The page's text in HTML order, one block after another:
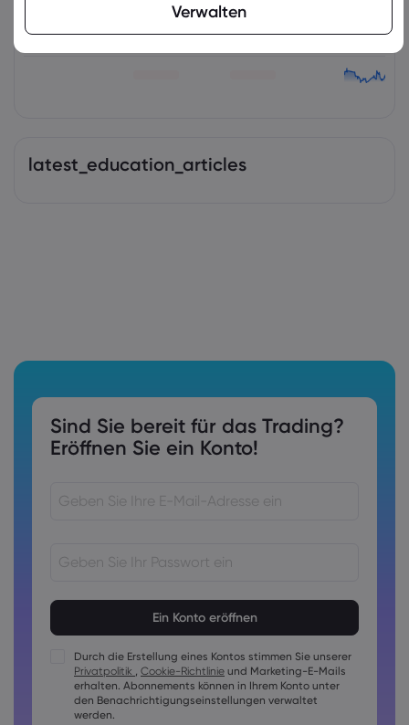
latest_education_articles
Sind Sie bereit für das Trading?
Eröffnen Sie ein Konto!
Kennwörter müssen mindestens 1 Großbuchstaben
enthalten
Kennwörter müssen mindestens 1 Kleinbuchstaben enthalten
Das Passwort muss folgende Zeichen enthalten ~!@#£
%^&amp;*()_-+=:;&lt;&gt;{,[]?,.
Durch die Erstellung eines Kontos stimmen Sie unserer
Privatpolitik , Cookie-Richtlinie und Marketing-E-Mails
erhalten. Abonnements können in Ihrem Konto unter
den Benachrichtigungseinstellungen verwaltet
werden.
Verwalten